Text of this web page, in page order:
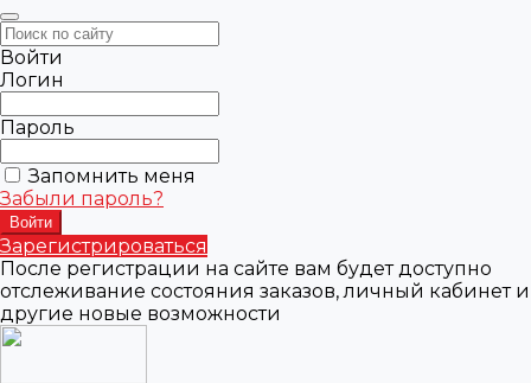
Войти
Логин
Пароль
Запомнить меня
Забыли пароль?
Зарегистрироваться
После регистрации на сайте вам будет доступно
отслеживание состояния заказов, личный кабинет и
другие новые возможности